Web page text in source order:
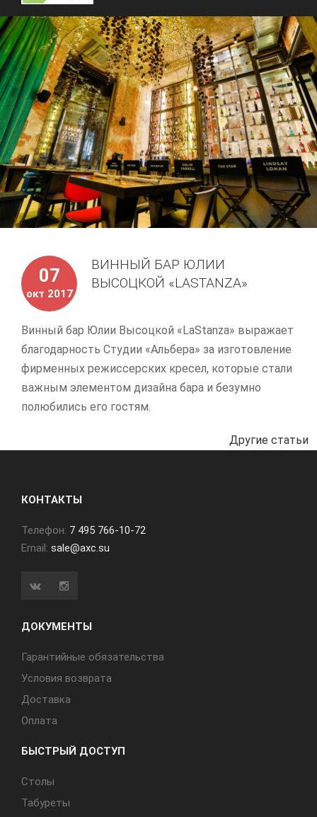
07
окт 2017
ВИННЫЙ БАР ЮЛИИ
ВЫСОЦКОЙ «LASTANZA»
Винный бар Юлии Высоцкой «LaStanza» выражает
благодарность Студии «Альбера» за изготовление
фирменных режиссерских кресел, которые стали
важным элементом дизайна бара и безумно
полюбились его гостям.
Другие статьи
КОНТАКТЫ
Телефон: 7 495 766-10-72
Email: sale@axc.su
ДОКУМЕНТЫ
Гарантийные обязательства
Условия возврата
Доставка
Оплата
БЫСТРЫЙ ДОСТУП
Cтолы
Табуреты